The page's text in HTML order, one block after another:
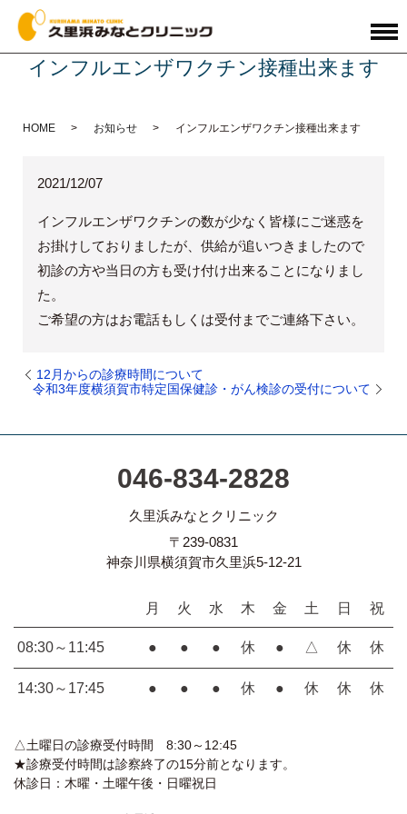
インフルエンザワクチン接種出来ます
HOME お知らせ インフルエンザワクチン接種出来ます
2021/12/07
インフルエンザワクチンの数が少なく皆様にご迷惑を
お掛けしておりましたが、供給が追いつきましたので
初診の方や当日の方も受け付け出来ることになりまし
た。
ご希望の方はお電話もしくは受付までご連絡下さい。
12月からの診療時間について
令和3年度横須賀市特定国保健診・がん検診の受付について
046-834-2828
久里浜みなとクリニック
〒239-0831
神奈川県横須賀市久里浜5-12-21
月 火 水 木 金 土 日 祝
08:30～11:45 ● ● ● 休 ● △ 休 休
14:30～17:45 ● ● ● 休 ● 休 休 休
△土曜日の診療受付時間 8:30～12:45
★診療受付時間は診察終了の15分前となります。
休診日：木曜・土曜午後・日曜祝日